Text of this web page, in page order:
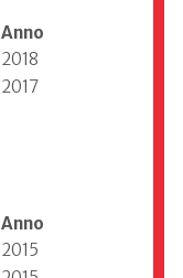
Anno
2018
2017
Anno
2015